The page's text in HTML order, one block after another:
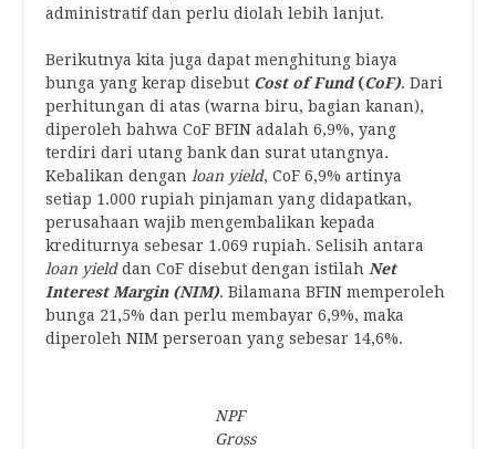
administratif dan perlu diolah lebih lanjut.
Berikutnya kita juga dapat menghitung biaya
bunga yang kerap disebut Cost of Fund(CoF). Dari
perhitungan di atas (warna biru, bagian kanan),
diperoleh bahwa CoF BFIN adalah 6,9%, yang
terdiri dari utang bank dan surat utangnya.
Kebalikan dengan loan yield, CoF 6,9% artinya
setiap 1.000 rupiah pinjaman yang didapatkan,
perusahaan wajib mengembalikan kepada
krediturnya sebesar 1.069 rupiah. Selisih antara
loan yielddan CoF disebut dengan istilah Net
Interest Margin (NIM). Bilamana BFIN memperoleh
bunga 21,5% dan perlu membayar 6,9%, maka
diperoleh NIM perseroan yang sebesar 14,6%.
NPF
Gross